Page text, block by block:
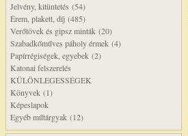
Jelvény, kitüntetés (54)
Érem, plakett, díj (485)
Verőtövek és gipsz minták (20)
Szabadkőműves páholy érmek (4)
Papírrégiségek, egyebek (2)
Katonai felszerelés
KÜLÖNLEGESSÉGEK
Könyvek (1)
Képeslapok
Egyéb műtárgyak (12)